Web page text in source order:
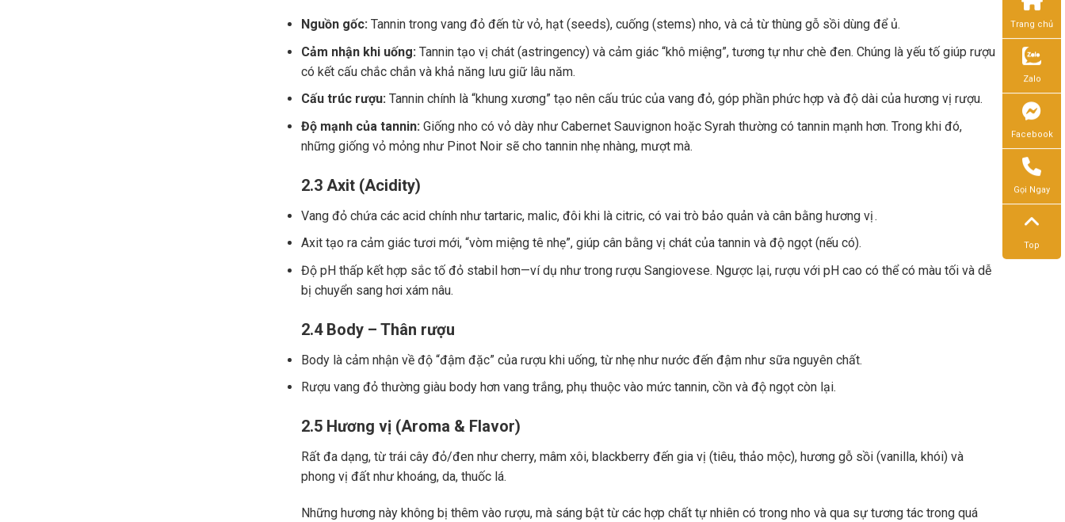
Nguồn gốc:Tannin trong vang đỏ đến từ vỏ, hạt (seeds), cuống (stems) nho, và cả từ thùng gỗ sồi dùng để ủ.
Cảm nhận khi uống:Tannin tạo vị chát (astringency) và cảm giác “khô miệng”, tương tự như chè đen. Chúng là yếu tố giúp rượu
có kết cấu chắc chắn và khả năng lưu giữ lâu năm.
Cấu trúc rượu:Tannin chính là “khung xương” tạo nên cấu trúc của vang đỏ, góp phần phức hợp và độ dài của hương vị rượu.
Độ mạnh của tannin:Giống nho có vỏ dày như Cabernet Sauvignon hoặc Syrah thường có tannin mạnh hơn. Trong khi đó,
những giống vỏ mỏng như Pinot Noir sẽ cho tannin nhẹ nhàng, mượt mà.
2.3 Axit (Acidity)
Vang đỏ chứa các acid chính như tartaric, malic, đôi khi là citric, có vai trò bảo quản và cân bằng hương vị .
Axit tạo ra cảm giác tươi mới, “vòm miệng tê nhẹ”, giúp cân bằng vị chát của tannin và độ ngọt (nếu có).
Độ pH thấp kết hợp sắc tố đỏ stabil hơn—ví dụ như trong rượu Sangiovese. Ngược lại, rượu với pH cao có thể có màu tối và dễ
bị chuyển sang hơi xám nâu.
2.4 Body – Thân rượu
Body là cảm nhận về độ “đậm đặc” của rượu khi uống, từ nhẹ như nước đến đậm như sữa nguyên chất.
Rượu vang đỏ thường giàu body hơn vang trắng, phụ thuộc vào mức tannin, cồn và độ ngọt còn lại.
2.5 Hương vị (Aroma & Flavor)
Rất đa dạng, từ trái cây đỏ/đen như cherry, mâm xôi, blackberry đến gia vị (tiêu, thảo mộc), hương gỗ sồi (vanilla, khói) và
phong vị đất như khoáng, da, thuốc lá.
Những hương này không bị thêm vào rượu, mà sáng bật từ các hợp chất tự nhiên có trong nho và qua sự tương tác trong quá
Trang chủ
Zalo
Facebook
Gọi Ngay
Top